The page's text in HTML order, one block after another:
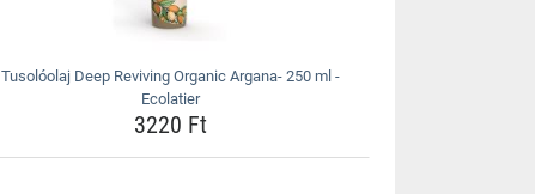
Tusolóolaj Deep Reviving Organic Argana- 250 ml -
Ecolatier
3220 Ft